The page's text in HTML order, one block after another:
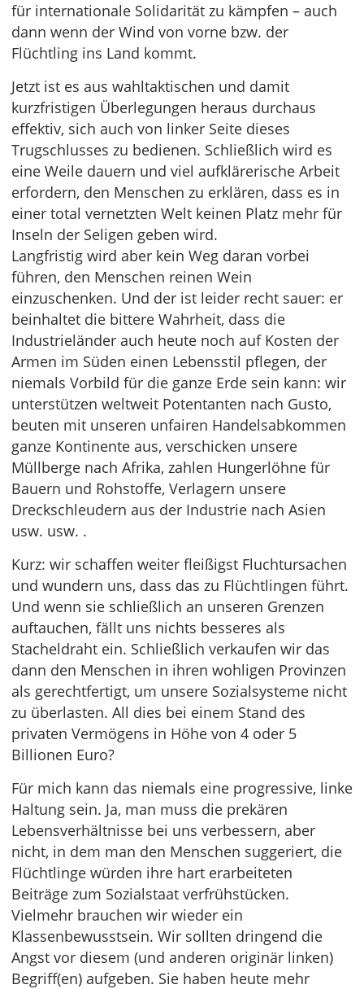
für internationale Solidarität zu kämpfen – auch
dann wenn der Wind von vorne bzw. der
Flüchtling ins Land kommt.
Jetzt ist es aus wahltaktischen und damit
kurzfristigen Überlegungen heraus durchaus
effektiv, sich auch von linker Seite dieses
Trugschlusses zu bedienen. Schließlich wird es
eine Weile dauern und viel aufklärerische Arbeit
erfordern, den Menschen zu erklären, dass es in
einer total vernetzten Welt keinen Platz mehr für
Inseln der Seligen geben wird.
Langfristig wird aber kein Weg daran vorbei
führen, den Menschen reinen Wein
einzuschenken. Und der ist leider recht sauer: er
beinhaltet die bittere Wahrheit, dass die
Industrieländer auch heute noch auf Kosten der
Armen im Süden einen Lebensstil pflegen, der
niemals Vorbild für die ganze Erde sein kann: wir
unterstützen weltweit Potentanten nach Gusto,
beuten mit unseren unfairen Handelsabkommen
ganze Kontinente aus, verschicken unsere
Müllberge nach Afrika, zahlen Hungerlöhne für
Bauern und Rohstoffe, Verlagern unsere
Dreckschleudern aus der Industrie nach Asien
usw. usw. .
Kurz: wir schaffen weiter fleißigst Fluchtursachen
und wundern uns, dass das zu Flüchtlingen führt.
Und wenn sie schließlich an unseren Grenzen
auftauchen, fällt uns nichts besseres als
Stacheldraht ein. Schließlich verkaufen wir das
dann den Menschen in ihren wohligen Provinzen
als gerechtfertigt, um unsere Sozialsysteme nicht
zu überlasten. All dies bei einem Stand des
privaten Vermögens in Höhe von 4 oder 5
Billionen Euro?
Für mich kann das niemals eine progressive, linke
Haltung sein. Ja, man muss die prekären
Lebensverhältnisse bei uns verbessern, aber
nicht, in dem man den Menschen suggeriert, die
Flüchtlinge würden ihre hart erarbeiteten
Beiträge zum Sozialstaat verfrühstücken.
Vielmehr brauchen wir wieder ein
Klassenbewusstsein. Wir sollten dringend die
Angst vor diesem (und anderen originär linken)
Begriff(en) aufgeben. Sie haben heute mehr